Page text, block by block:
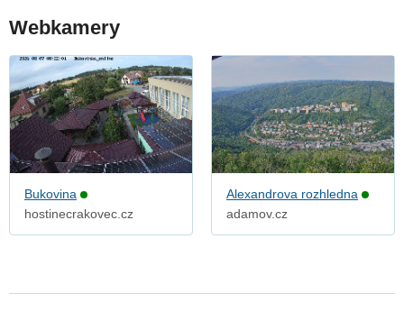
Webkamery
Bukovina
hostinecrakovec.cz
Alexandrova rozhledna
adamov.cz